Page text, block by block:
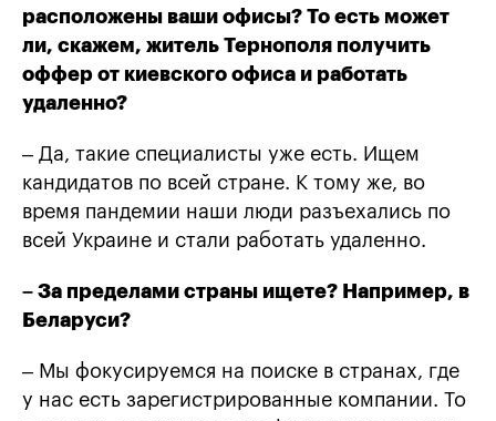
расположены ваши офисы? То есть может
ли, скажем, житель Тернополя получить
оффер от киевского офиса и работать
удаленно?
– Да, такие специалисты уже есть. Ищем
кандидатов по всей стране. К тому же, во
время пандемии наши люди разъехались по
всей Украине и стали работать удаленно.
– За пределами страны ищете? Например, в
Беларуси?
– Мы фокусируемся на поиске в странах, где
у нас есть зарегистрированные компании. То